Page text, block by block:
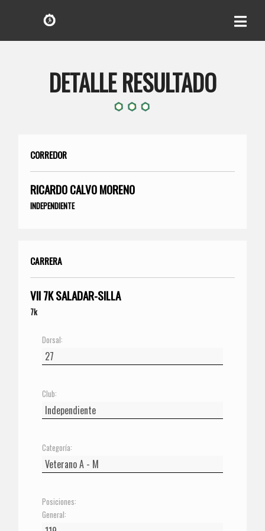
DETALLE RESULTADO
CORREDOR
RICARDO CALVO MORENO
INDEPENDIENTE
CARRERA
VII 7K SALADAR-SILLA
7k
Dorsal:
Club:
Categoría:
Posiciones:
General: